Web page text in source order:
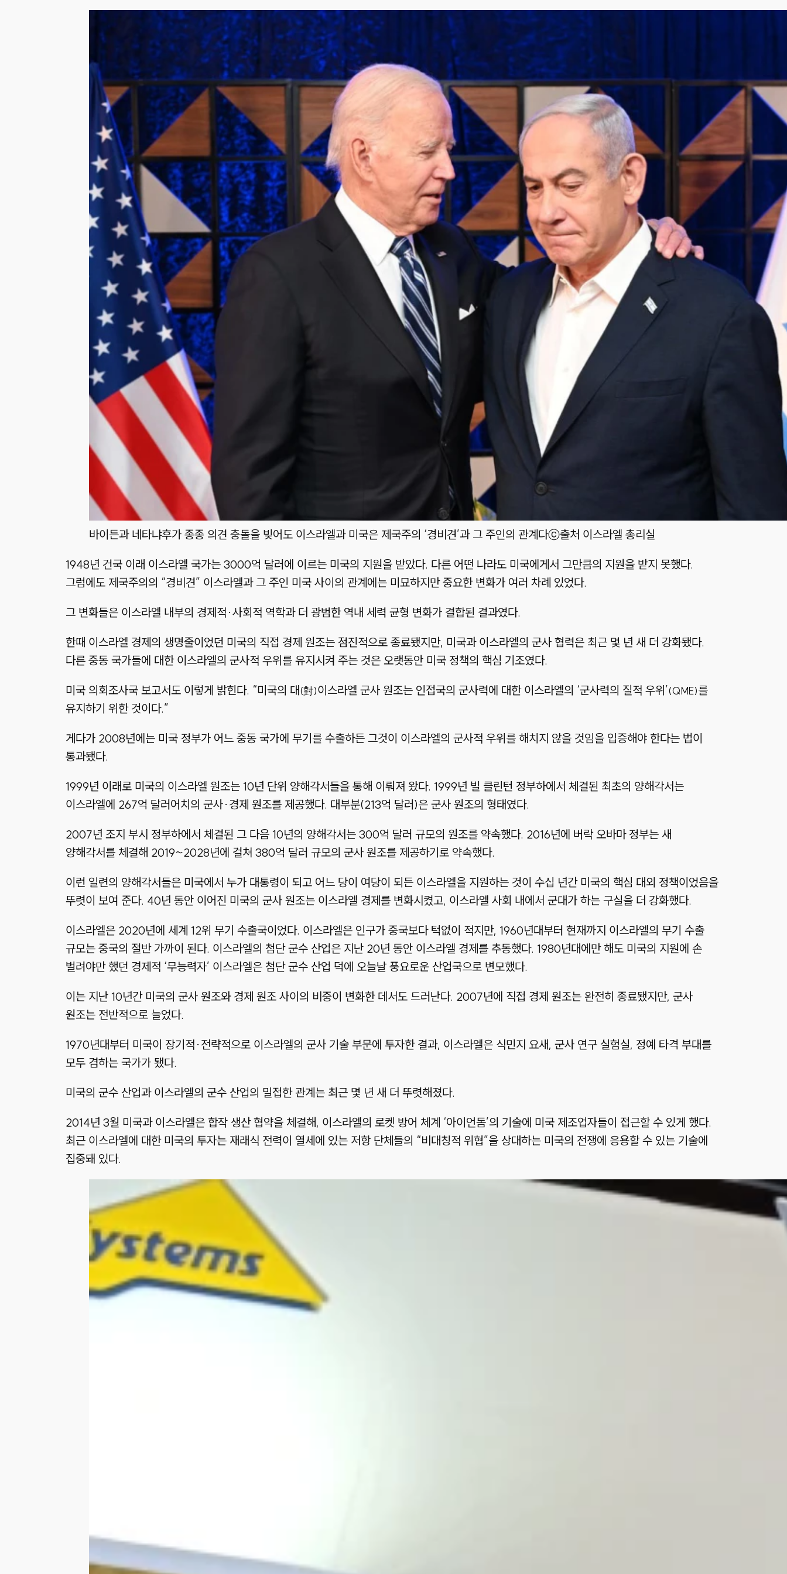
바이든과 네타냐후가 종종 의견 충돌을 빚어도 이스라엘과 미국은 제국주의 ‘경비견’과 그 주인의 관계다ⓒ출처 이스라엘 총리실
1948년 건국 이래 이스라엘 국가는 3000억 달러에 이르는 미국의 지원을 받았다. 다른 어떤 나라도 미국에게서 그만큼의 지원을 받지 못했다.
그럼에도 제국주의의 “경비견” 이스라엘과 그 주인 미국 사이의 관계에는 미묘하지만 중요한 변화가 여러 차례 있었다.
그 변화들은 이스라엘 내부의 경제적·사회적 역학과 더 광범한 역내 세력 균형 변화가 결합된 결과였다.
한때 이스라엘 경제의 생명줄이었던 미국의 직접 경제 원조는 점진적으로 종료됐지만, 미국과 이스라엘의 군사 협력은 최근 몇 년 새 더 강화됐다.
다른 중동 국가들에 대한 이스라엘의 군사적 우위를 유지시켜 주는 것은 오랫동안 미국 정책의 핵심 기조였다.
미국 의회조사국 보고서도 이렇게 밝힌다. “미국의 대(對)이스라엘 군사 원조는 인접국의 군사력에 대한 이스라엘의 ‘군사력의 질적 우위’(QME)를
유지하기 위한 것이다.”
게다가 2008년에는 미국 정부가 어느 중동 국가에 무기를 수출하든 그것이 이스라엘의 군사적 우위를 해치지 않을 것임을 입증해야 한다는 법이
통과됐다.
1999년 이래로 미국의 이스라엘 원조는 10년 단위 양해각서들을 통해 이뤄져 왔다. 1999년 빌 클린턴 정부하에서 체결된 최초의 양해각서는
이스라엘에 267억 달러어치의 군사·경제 원조를 제공했다. 대부분(213억 달러)은 군사 원조의 형태였다.
2007년 조지 부시 정부하에서 체결된 그 다음 10년의 양해각서는 300억 달러 규모의 원조를 약속했다. 2016년에 버락 오바마 정부는 새
양해각서를 체결해 2019~2028년에 걸쳐 380억 달러 규모의 군사 원조를 제공하기로 약속했다.
이런 일련의 양해각서들은 미국에서 누가 대통령이 되고 어느 당이 여당이 되든 이스라엘을 지원하는 것이 수십 년간 미국의 핵심 대외 정책이었음을
뚜렷이 보여 준다. 40년 동안 이어진 미국의 군사 원조는 이스라엘 경제를 변화시켰고, 이스라엘 사회 내에서 군대가 하는 구실을 더 강화했다.
이스라엘은 2020년에 세계 12위 무기 수출국이었다. 이스라엘은 인구가 중국보다 턱없이 적지만, 1960년대부터 현재까지 이스라엘의 무기 수출
규모는 중국의 절반 가까이 된다. 이스라엘의 첨단 군수 산업은 지난 20년 동안 이스라엘 경제를 추동했다. 1980년대에만 해도 미국의 지원에 손
벌려야만 했던 경제적 ‘무능력자’ 이스라엘은 첨단 군수 산업 덕에 오늘날 풍요로운 산업국으로 변모했다.
이는 지난 10년간 미국의 군사 원조와 경제 원조 사이의 비중이 변화한 데서도 드러난다. 2007년에 직접 경제 원조는 완전히 종료됐지만, 군사
원조는 전반적으로 늘었다.
1970년대부터 미국이 장기적·전략적으로 이스라엘의 군사 기술 부문에 투자한 결과, 이스라엘은 식민지 요새, 군사 연구 실험실, 정예 타격 부대를
모두 겸하는 국가가 됐다.
미국의 군수 산업과 이스라엘의 군수 산업의 밀접한 관계는 최근 몇 년 새 더 뚜렷해졌다.
2014년 3월 미국과 이스라엘은 합작 생산 협약을 체결해, 이스라엘의 로켓 방어 체계 ‘아이언돔’의 기술에 미국 제조업자들이 접근할 수 있게 했다.
최근 이스라엘에 대한 미국의 투자는 재래식 전력이 열세에 있는 저항 단체들의 “비대칭적 위협”을 상대하는 미국의 전쟁에 응용할 수 있는 기술에
집중돼 있다.